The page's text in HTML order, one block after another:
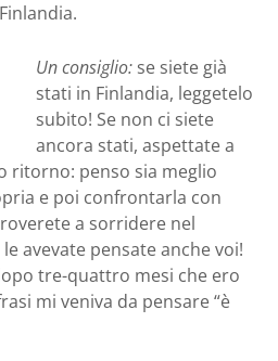
Un consiglio:se siete già
stati in Finlandia, leggetelo
subito! Se non ci siete
ancora stati, aspettate a
ritorno: penso sia meglio
e poi confrontarla con
a sorridere nel
avevate pensate anche voi!
tre-quattro mesi che ero
mi veniva da pensare “è